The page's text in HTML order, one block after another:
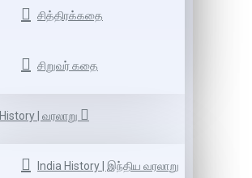
சித்திரக்கதை
சிறுவர் கதை
History | வரலாறு
India History | இந்திய வரலாறு